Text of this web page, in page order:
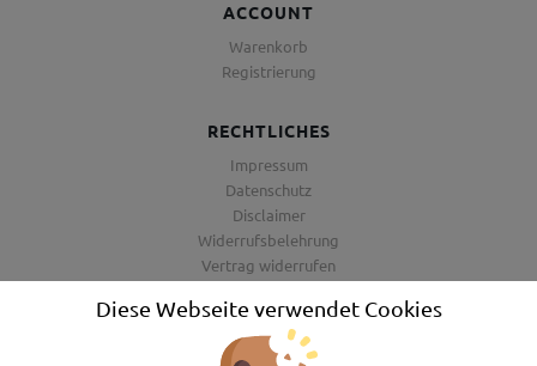
Diese Webseite verwendet Cookies
ACCOUNT
Warenkorb
Registrierung
RECHTLICHES
Impressum
Datenschutz
Disclaimer
Widerrufsbelehrung
Vertrag widerrufen
Barrierefreiheitserklärung